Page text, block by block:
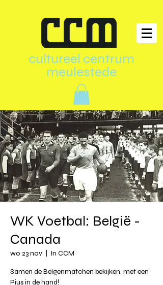
cultureel centrum
meulestede
WK Voetbal: België -
Canada
wo 23 nov In CCM
Samen de Belgenmatchen bekijken, met een
Pius in de hand!